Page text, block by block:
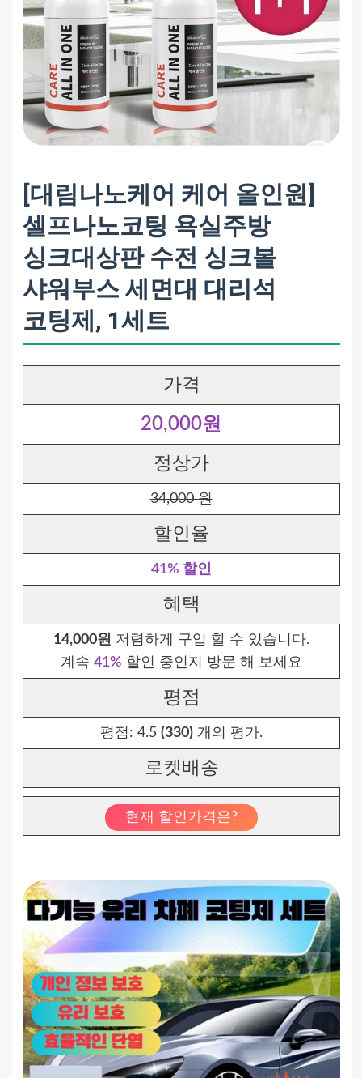
[대림나노케어 케어 올인원]
셀프나노코팅 욕실주방
싱크대상판 수전 싱크볼
샤워부스 세면대 대리석
코팅제, 1세트
가격
20,000원
정상가
34,000 원
할인율
41% 할인
혜택
14,000원 저렴하게 구입 할 수 있습니다.
계속 41% 할인 중인지 방문 해 보세요
평점
평점: 4.5 (330)개의 평가.
로켓배송
현재 할인가격은?